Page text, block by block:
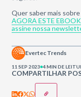
Quer saber mais
AGORA ESTE EBOOK
assine nossa
COMPARTILHAR
Evertec Trends
11 SEP 2023 4 MIN DE